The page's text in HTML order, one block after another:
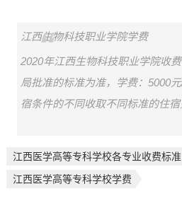
江西生物科技职业学院学费
2020年江西生物科技职业学院收
局批准的标准为准，学费：5000
宿条件的不同收取不同标准的住宿
江西医学高等专科学校各专业收费标准
江西医学高等专科学校学费